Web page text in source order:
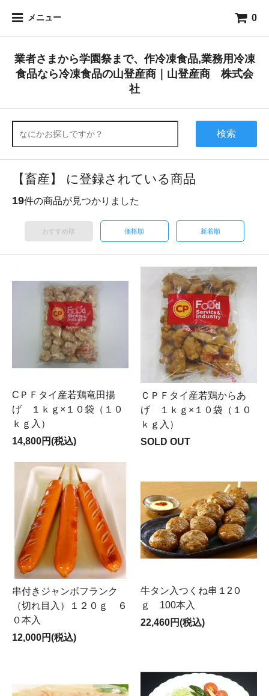
メニュー 0
業者さまから学園祭まで、作冷凍食品,業務用冷凍
食品なら冷凍食品の山登産商｜山登産商 株式会
社
検索
【畜産】 に登録されている商品
19件の商品が見つかりました
おすすめ順 価格順 新着順
CＰＦタイ産若鶏竜田揚
げ １ｋｇ×１０袋（１０
ｋｇ入）
14,800円(税込)
ＣＰＦタイ産若鶏からあ
げ １ｋｇ×１０袋（１０
ｋｇ入）
SOLD OUT
串付きジャンボフランク
（切れ目入）１２０ｇ ６
０本入
12,000円(税込)
牛タン入つくね串１2０
ｇ 100本入
22,460円(税込)